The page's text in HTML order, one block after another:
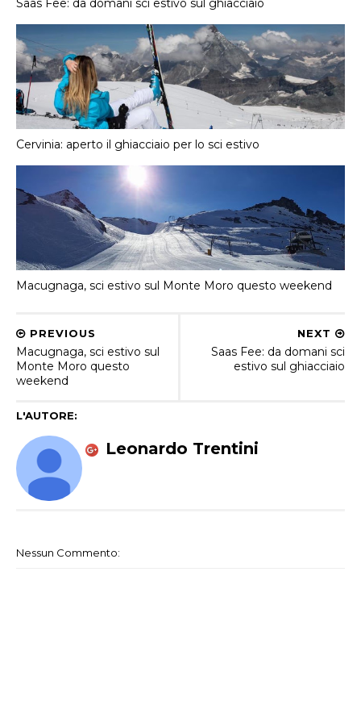
Saas Fee: da domani sci estivo sul ghiacciaio
Cervinia: aperto il ghiacciaio per lo sci estivo
Macugnaga, sci estivo sul Monte Moro questo weekend
NEXT
Saas Fee: da domani sci
estivo sul ghiacciaio
PREVIOUS
Macugnaga, sci estivo sul
Monte Moro questo
weekend
L'AUTORE:
Leonardo Trentini
Nessun Commento: